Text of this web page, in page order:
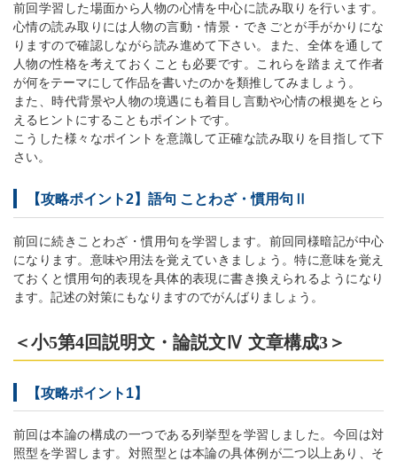
前回学習した場面から人物の心情を中心に読み取りを行います。
心情の読み取りには人物の言動・情景・できごとが手がかりにな
りますので確認しながら読み進めて下さい。また、全体を通して
人物の性格を考えておくことも必要です。これらを踏まえて作者
が何をテーマにして作品を書いたのかを類推してみましょう。
また、時代背景や人物の境遇にも着目し言動や心情の根拠をとら
えるヒントにすることもポイントです。
こうした様々なポイントを意識して正確な読み取りを目指して下
さい。
【攻略ポイント2】語句 ことわざ・慣用句Ⅱ
前回に続きことわざ・慣用句を学習します。前回同様暗記が中心
になります。意味や用法を覚えていきましょう。特に意味を覚え
ておくと慣用句的表現を具体的表現に書き換えられるようになり
ます。記述の対策にもなりますのでがんばりましょう。
＜小5第4回説明文・論説文Ⅳ 文章構成3＞
【攻略ポイント1】
前回は本論の構成の一つである列挙型を学習しました。今回は対
照型を学習します。対照型とは本論の具体例が二つ以上あり、そ